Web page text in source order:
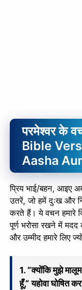
परमेश्वर के
Bible
Aasha
प्रिय भाई/बहन, आइए
उतरें, जो हमें दुःख और
करते हैं। ये वचन हमारे
पूर्ण भरोसा रखने में
और उम्मीद हमारे लिए
1. “क्योंकि मुझे मालूम
हूँ,” यहोवा घोषित